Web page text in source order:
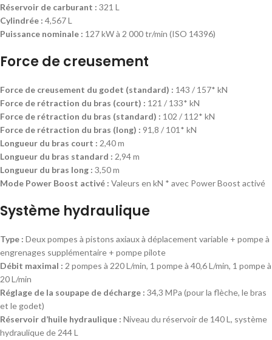
Réservoir de carburant : 321 L
Cylindrée : 4,567 L
Puissance nominale : 127 kW à 2 000 tr/min (ISO 14396)
Force de creusement
Force de creusement du godet (standard) : 143 / 157* kN
Force de rétraction du bras (court) : 121 / 133* kN
Force de rétraction du bras (standard) : 102 / 112* kN
Force de rétraction du bras (long) : 91,8 / 101* kN
Longueur du bras court : 2,40 m
Longueur du bras standard : 2,94 m
Longueur du bras long : 3,50 m
Mode Power Boost activé : Valeurs en kN * avec Power Boost activé
Système hydraulique
Type : Deux pompes à pistons axiaux à déplacement variable + pompe à
engrenages supplémentaire + pompe pilote
Débit maximal : 2 pompes à 220 L/min, 1 pompe à 40,6 L/min, 1 pompe à
20 L/min
Réglage de la soupape de décharge : 34,3 MPa (pour la flèche, le bras
et le godet)
Réservoir d’huile hydraulique : Niveau du réservoir de 140 L, système
hydraulique de 244 L